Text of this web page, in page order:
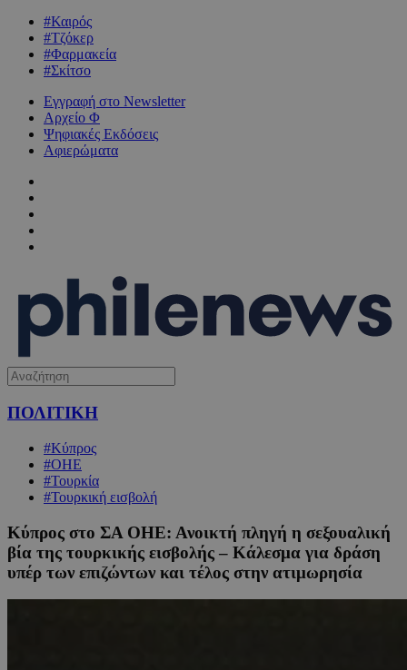
#Καιρός
#Τζόκερ
#Φαρμακεία
#Σκίτσο
Εγγραφή στο Newsletter
Αρχείο Φ
Ψηφιακές Εκδόσεις
Αφιερώματα
ΠΟΛΙΤΙΚΗ
#Κύπρος
#ΟΗΕ
#Τουρκία
#Τουρκική εισβολή
Κύπρος στο ΣΑ ΟΗΕ: Ανοικτή πληγή η σεξουαλική
βία της τουρκικής εισβολής – Κάλεσμα για δράση
υπέρ των επιζώντων και τέλος στην ατιμωρησία